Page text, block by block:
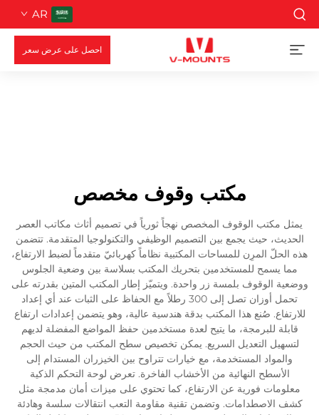
AR
احصل على عرض سعر
مكتب وقوف مخصص
يمثل مكتب الوقوف المخصص نهجاً ثورياً في تصميم أثاث مكاتب العصر
الحديث، حيث يجمع بين التصميم الوظيفي والتكنولوجيا المتقدمة. تتضمن
هذه الحلّ المرِن للمساحات المكتبية نظاماً كهربائيّ متقدماً لضبط الارتفاع،
مما يسمح للمستخدمين بتحريك المكتب بسلاسة بين وضعية الجلوس
ووضعية الوقوف بلمسة زر واحدة. ويتميّز إطار المكتب المتين بقدرته على
تحمل أوزان تصل إلى 300 رطلاً مع الحفاظ على الثبات عند أي إعداد
للارتفاع. صُنع هذا المكتب بدقة هندسية عالية، وهو يتضمن إعدادات ارتفاع
قابلة للبرمجة، ما يتيح لعدة مستخدمين حفظ المواضع المفضلة لديهم
لتسهيل التعديل السريع. يمكن تخصيص سطح المكتب من حيث الحجم
والمواد المستخدمة، مع خيارات تتراوح بين الخيزران المستدام إلى
الأسطح النهائية من الأخشاب الفاخرة. تعرض لوحة التحكم الذكية
معلومات فورية عن الارتفاع، كما تحتوي على ميزات أمان مدمجة مثل
كشف الاصطدامات. وتضمن تقنية مقاومة التعب انتقالات سلسة وهادئة